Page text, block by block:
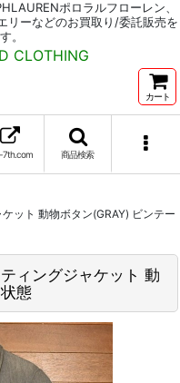
ポロラルフローレン、
リーなどのお買取り/委託販売を
。
CLOTHING
カート
7th.com 商品検索
ット 動物ボタン(GRAY) ビンテー
ィングジャケット 動
態